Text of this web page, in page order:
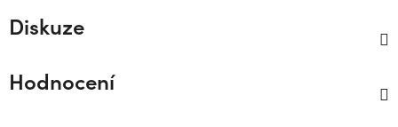
Diskuze
Hodnocení